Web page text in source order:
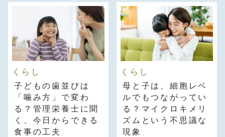
くらし
子どもの歯並びは
「噛み方」で変わ
る？管理栄養士に聞
く、今日からできる
食事の工夫
くらし
母と子は、細胞レベ
ルでもつながってい
る？マイクロキメリ
ズムという不思議な
現象